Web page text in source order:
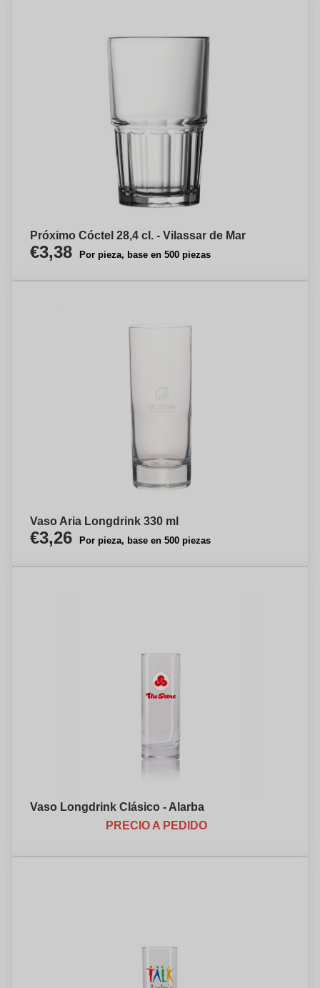
Próximo Cóctel 28,4 cl. - Vilassar de Mar
€3,38 Por pieza, base en 500 piezas
Vaso Aria Longdrink 330 ml
€3,26 Por pieza, base en 500 piezas
Vaso Longdrink Clásico - Alarba
PRECIO A PEDIDO